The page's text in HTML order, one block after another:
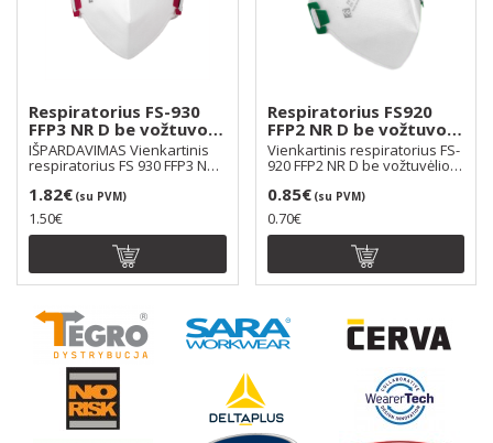
Respiratorius FS-930
FFP3 NR D be vožtuvo,
dirželiai per galvą
IŠPARDAVIMAS Vienkartinis
respiratorius FS 930 FFP3 NR
D be vožtuvėlio..
1.82€ (su PVM)
1.50€
Respiratorius FS920
FFP2 NR D be vožtuvo,
dirželiai per galvą
Vienkartinis respiratorius FS-
920 FFP2 NR D be vožtuvėlio,
0.85€ (su PVM)
0.70€